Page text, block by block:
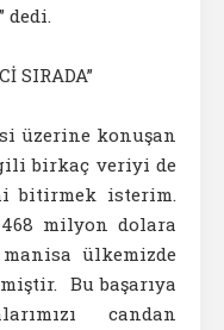
dedi.
SIRADA”
üzerine konuşan
birkaç veriyi de
bitirmek isterim.
milyon dolara
ülkemizde
Bu başarıya
candan